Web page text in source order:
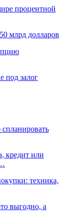
процентной
млрд долларов
под залог
кредит или
техника,
выгодно, а